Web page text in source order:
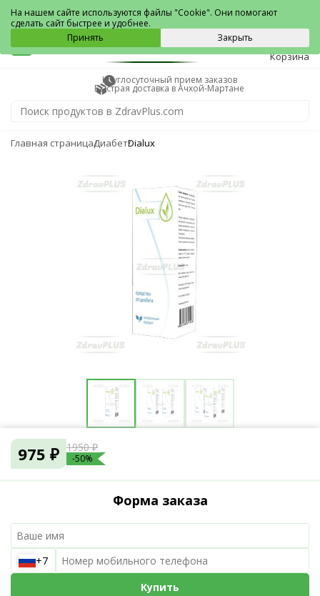
Ачхой-Мартан
0
Корзина
Круглосуточный прием заказов
Быстрая доставка в Ачхой-Мартане
Главная страницаДиабетDialux
975 ₽ 1950 ₽
-50%
Форма заказа
+7
Купить
На нашем сайте используются файлы "Cookie". Они помогают
сделать сайт быстрее и удобнее.
Принять
Закрыть